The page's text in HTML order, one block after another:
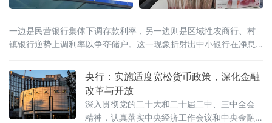
一边是民营银行集体下调存款利率，另一边则是区域性农商行、村
镇银行逆势上调利率以争夺储户。这一现象折射出中小银行在净息
续：五年期利率普遍跌破3% 自2月以来，多家民营银行密集加入降
息行列，长期存款利率成为调
央行：实施适度宽松货币政策，深化金融
改革与开放
深入贯彻党的二十大和二十届二中、三中全会
精神，认真落实中央经济工作会议和中央金融